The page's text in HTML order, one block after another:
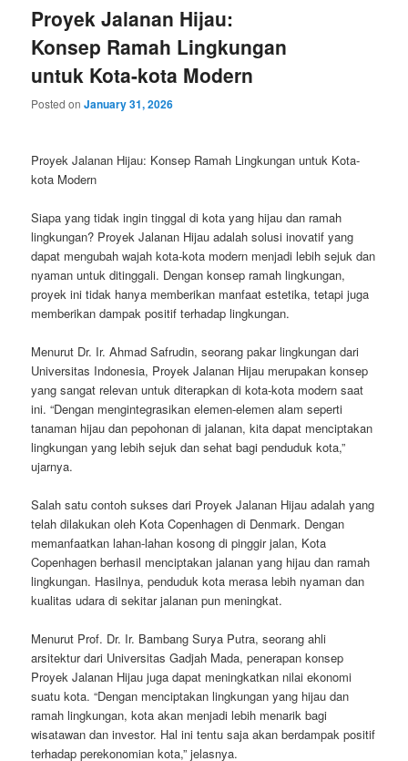
Proyek Jalanan Hijau:
Konsep Ramah Lingkungan
untuk Kota-kota Modern
Posted onJanuary 31, 2026
Proyek Jalanan Hijau: Konsep Ramah Lingkungan untuk Kota-
kota Modern
Siapa yang tidak ingin tinggal di kota yang hijau dan ramah
lingkungan? Proyek Jalanan Hijau adalah solusi inovatif yang
dapat mengubah wajah kota-kota modern menjadi lebih sejuk dan
nyaman untuk ditinggali. Dengan konsep ramah lingkungan,
proyek ini tidak hanya memberikan manfaat estetika, tetapi juga
memberikan dampak positif terhadap lingkungan.
Menurut Dr. Ir. Ahmad Safrudin, seorang pakar lingkungan dari
Universitas Indonesia, Proyek Jalanan Hijau merupakan konsep
yang sangat relevan untuk diterapkan di kota-kota modern saat
ini. “Dengan mengintegrasikan elemen-elemen alam seperti
tanaman hijau dan pepohonan di jalanan, kita dapat menciptakan
lingkungan yang lebih sejuk dan sehat bagi penduduk kota,”
ujarnya.
Salah satu contoh sukses dari Proyek Jalanan Hijau adalah yang
telah dilakukan oleh Kota Copenhagen di Denmark. Dengan
memanfaatkan lahan-lahan kosong di pinggir jalan, Kota
Copenhagen berhasil menciptakan jalanan yang hijau dan ramah
lingkungan. Hasilnya, penduduk kota merasa lebih nyaman dan
kualitas udara di sekitar jalanan pun meningkat.
Menurut Prof. Dr. Ir. Bambang Surya Putra, seorang ahli
arsitektur dari Universitas Gadjah Mada, penerapan konsep
Proyek Jalanan Hijau juga dapat meningkatkan nilai ekonomi
suatu kota. “Dengan menciptakan lingkungan yang hijau dan
ramah lingkungan, kota akan menjadi lebih menarik bagi
wisatawan dan investor. Hal ini tentu saja akan berdampak positif
terhadap perekonomian kota,” jelasnya.